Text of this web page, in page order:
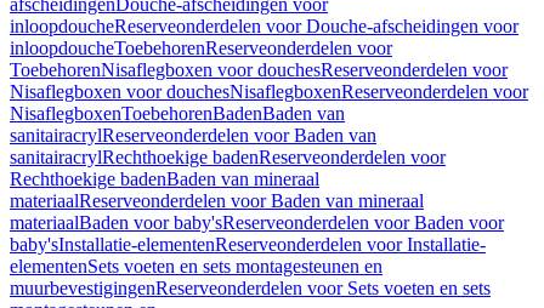
afscheidingenDouche-afscheidingen voor
inloopdoucheReserveonderdelen voor Douche-afscheidingen voor
inloopdoucheToebehorenReserveonderdelen voor
ToebehorenNisaflegboxen voor douchesReserveonderdelen voor
Nisaflegboxen voor douchesNisaflegboxenReserveonderdelen voor
NisaflegboxenToebehorenBadenBaden van
sanitairacrylReserveonderdelen voor Baden van
sanitairacrylRechthoekige badenReserveonderdelen voor
Rechthoekige badenBaden van mineraal
materiaalReserveonderdelen voor Baden van mineraal
materiaalBaden voor baby'sReserveonderdelen voor Baden voor
baby'sInstallatie-elementenReserveonderdelen voor Installatie-
elementenSets voeten en sets montagesteunen en
muurbevestigingenReserveonderdelen voor Sets voeten en sets